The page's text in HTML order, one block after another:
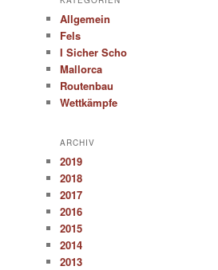
Allgemein
Fels
I Sicher Scho
Mallorca
Routenbau
Wettkämpfe
ARCHIV
2019
2018
2017
2016
2015
2014
2013